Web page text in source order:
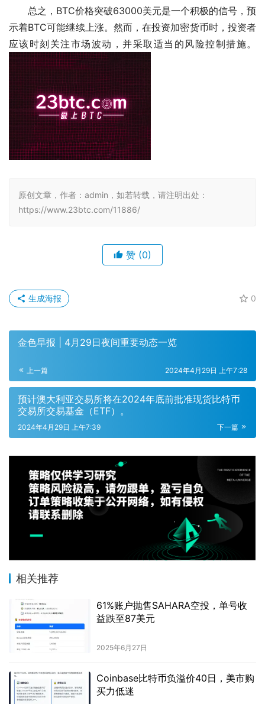
总之，BTC价格突破63000美元是一个积极的信号，预
示着BTC可能继续上涨。然而，在投资加密货币时，投资者
应该时刻关注市场波动，并采取适当的风险控制措施。
原创文章，作者：admin，如若转载，请注明出处：
https://www.23btc.com/11886/
赞 (0)
0
生成海报
金色早报 | 4月29日夜间重要动态一览
上一篇 2024年4月29日 上午7:28
预计澳大利亚交易所将在2024年底前批准现货比特币
交易所交易基金（ETF）。
下一篇
2024年4月29日 上午7:39
相关推荐
61%账户抛售SAHARA空投，单号收
益跌至87美元
2025年6月27日
Coinbase比特币负溢价40日，美市购
买力低迷